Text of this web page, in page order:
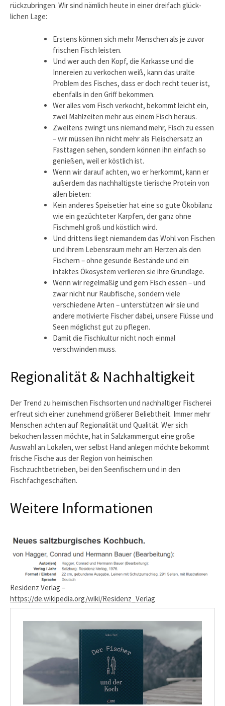
rückzubringen. Wir sind nämlich heute in einer dreifach glück­
lichen Lage:
Erstens können sich mehr Menschen als je zuvor
frischen Fisch leisten.
Und wer auch den Kopf, die Karkasse und die
Innereien zu verkochen weiß, kann das uralte
Problem des Fisches, dass er doch recht teuer ist,
ebenfalls in den Griff bekommen.
Wer alles vom Fisch verkocht, bekommt leicht ein,
zwei Mahlzeiten mehr aus einem Fisch heraus.
Zweitens zwingt uns niemand mehr, Fisch zu essen
– wir müssen ihn nicht mehr als Fleischersatz an
Fasttagen sehen, sondern können ihn einfach so
genießen, weil er köstlich ist.
Wenn wir darauf achten, wo er herkommt, kann er
außerdem das nachhaltigste tierische Protein von
allen bieten:
Kein ande­res Speisetier hat eine so gute Ökobilanz
wie ein gezüchteter Karpfen, der ganz ohne
Fischmehl groß und köstlich wird.
Und drittens liegt niemandem das Wohl von Fischen
und ihrem Lebensraum mehr am Herzen als den
Fischern – ohne gesunde Bestände und ein
intaktes Ökosystem verlieren sie ihre Grundlage.
Wenn wir regelmäßig und gern Fisch essen – und
zwar nicht nur Raubfische, sondern viele
verschiedene Arten – unterstützen wir sie und
andere motivierte Fischer dabei, unsere Flüsse und
Seen möglichst gut zu pflegen.
Damit die Fischkultur nicht noch einmal
verschwinden muss.
Regionalität & Nachhaltigkeit
Der Trend zu heimischen Fischsorten und nachhaltiger Fischerei
erfreut sich einer zunehmend größerer Beliebtheit. Immer mehr
Menschen achten auf Regionalität und Qualität. Wer sich
bekochen lassen möchte, hat in Salzkammergut eine große
Auswahl an Lokalen, wer selbst Hand anlegen möchte bekommt
frische Fische aus der Region von heimischen
Fischzuchtbetrieben, bei den Seenfischern und in den
Fischfachgeschäften.
Weitere Informationen
Residenz Verlag –
https://de.wikipedia.org/wiki/Residenz_Verlag